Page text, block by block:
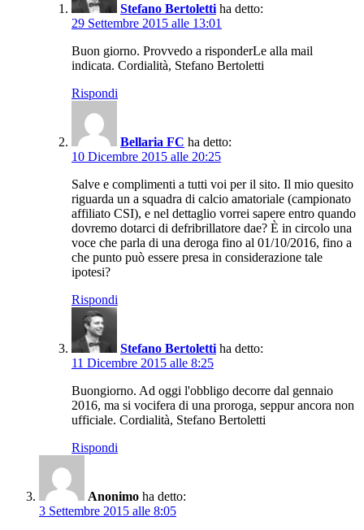
Stefano Bertoletti ha detto:
29 Settembre 2015 alle 13:01
Buon giorno. Provvedo a risponderLe alla mail
indicata. Cordialità, Stefano Bertoletti
Rispondi
Bellaria FC ha detto:
10 Dicembre 2015 alle 20:25
Salve e complimenti a tutti voi per il sito. Il mio quesito
riguarda un a squadra di calcio amatoriale (campionato
affiliato CSI), e nel dettaglio vorrei sapere entro quando
dovremo dotarci di defribrillatore dae? È in circolo una
voce che parla di una deroga fino al 01/10/2016, fino a
che punto può essere presa in considerazione tale
ipotesi?
Rispondi
Stefano Bertoletti ha detto:
11 Dicembre 2015 alle 8:25
Buongiorno. Ad oggi l'obbligo decorre dal gennaio
2016, ma si vocifera di una proroga, seppur ancora non
ufficiale. Cordialità, Stefano Bertoletti
Rispondi
Anonimo ha detto:
3 Settembre 2015 alle 8:05